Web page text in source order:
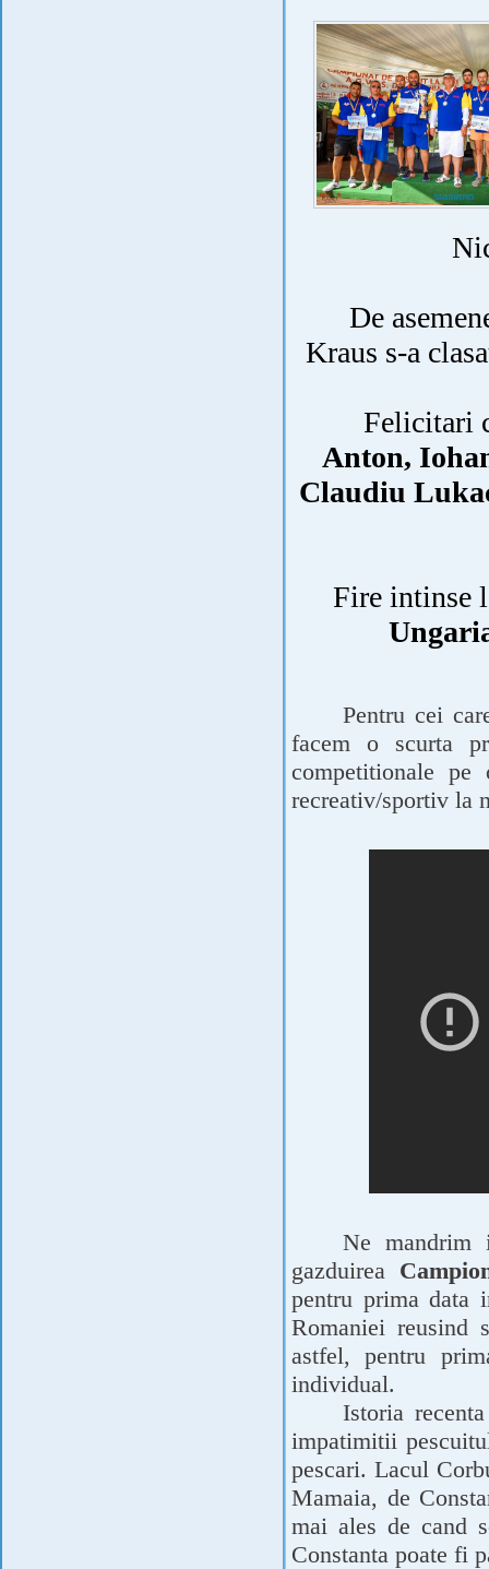
De
Kraus s-a
Felicitari
Anton,
Claudiu
Fire intinse
Pentru cei
facem o scurta
competitionale pe
recreativ/sportiv la
Ne mandrim
gazduirea
pentru prima data
Romaniei reusind
astfel, pentru
individual.
Istoria
impatimitii
pescari. Lacul
Mamaia, de
mai ales de cand
Constanta poate fi